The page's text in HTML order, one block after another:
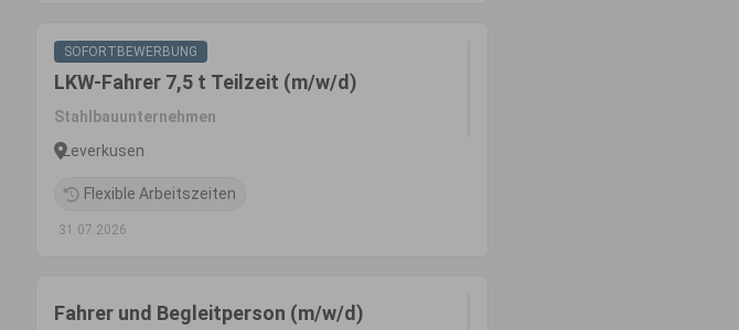
SOFORTBEWERBUNG
LKW-Fahrer 7,5 t Teilzeit (m/w/d)
Stahlbauunternehmen
Leverkusen
Flexible Arbeitszeiten
31.07.2026
Fahrer und Begleitperson (m/w/d)